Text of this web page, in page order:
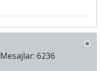
Mesajlar: 6236